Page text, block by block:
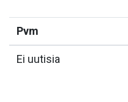
Pvm
Ei uutisia